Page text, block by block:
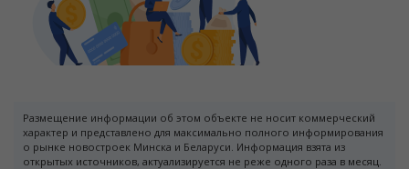
Размещение информации об этом объекте не носит коммерческий
характер и представлено для максимально полного информирования
о рынке новостроек Минска и Беларуси. Информация взята из
открытых источников, актуализируется не реже одного раза в месяц.